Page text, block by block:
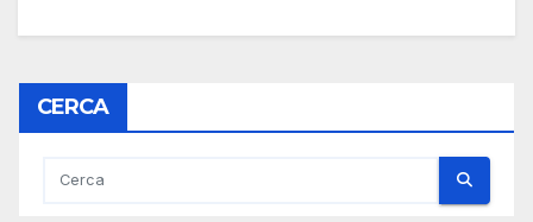
CERCA